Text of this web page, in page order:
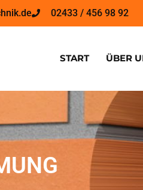
02433 / 456 98 92
START ÜBER